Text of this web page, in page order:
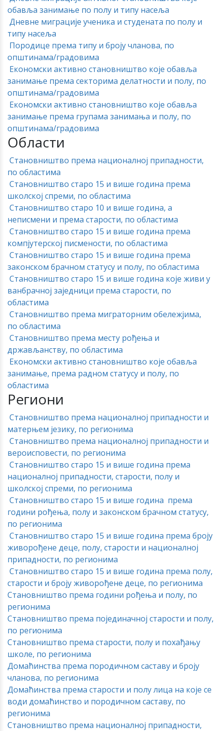
обавља занимање по полу и типу насеља
Дневне миграције ученика и студената по полу и
типу насеља
Породице према типу и броју чланова, по
општинама/градовима
Економски активно становништво које обавља
занимање према секторима делатности и полу, по
општинама/градовима
Економски активно становништво које обавља
занимање према групама занимања и полу, по
општинама/градовима
Области
Становништво према националној припадности,
по областима
Становништво старо 15 и више година према
школској спреми, по областима
Становништво старо 10 и више година, а
неписмени и према старости, по областима
Становништво старо 15 и више година према
компјутерској писмености, по областима
Становништво старо 15 и више година према
законском брачном статусу и полу, по областима
Становништво старо 15 и више година које живи у
ванбрачној заједници према старости, по
областима
Становништво према миграторним обележјима,
по областима
Становништво према месту рођења и
држављанству, по областима
Економски активно становништво које обавља
занимање, према радном статусу и полу, по
областима
Региони
Становништво према националној припадности и
матерњем језику, по регионима
Становништво према националној припадности и
вероисповести, по регионима
Становништво старо 15 и више година према
националној припадности, старости, полу и
школској спреми, по регионима
Становништво старо 15 и више година према
години рођења, полу и законском брачном статусу,
по регионима
Становништво старо 15 и више година према броју
живорођене деце, полу, старости и националној
припадности, по регионима
Становништво старо 15 и више година према полу,
старости и броју живорођене деце, по регионима
Становништво према години рођења и полу, по
регионима
Становништво према појединачној старости и полу,
по регионима
Становништво према старости, полу и похађању
школе, по регионима
Домаћинства према породичном саставу и броју
чланова, по регионима
Домаћинства према старости и полу лица на које се
води домаћинство и породичном саставу, по
регионима
Становништво према националној припадности,